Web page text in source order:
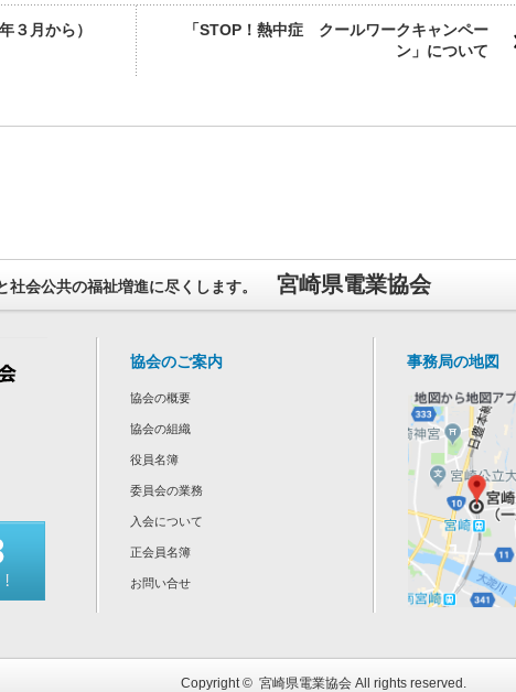
３月から）
「STOP！熱中症 クールワークキャンペー
ン」について
会公共の福祉増進に尽くします。 宮崎県電業協会
協会のご案内
協会の概要
協会の組織
役員名簿
委員会の業務
入会について
正会員名簿
お問い合せ
事務局の地図
Copyright © 宮崎県電業協会All rights reserved.